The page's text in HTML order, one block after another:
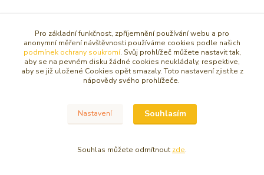
Pro základní funkčnost, zpříjemnění používání webu a pro
anonymní měření návštěvnosti používáme cookies podle našich
podmínek ochrany soukromí. Svůj prohlížeč můžete nastavit tak,
aby se na pevném disku žádné cookies neukládaly, respektive,
aby se již uložené Cookies opět smazaly. Toto nastavení zjistíte z
nápovědy svého prohlížeče.
Nastavení Souhlasím
Souhlas můžete odmítnout zde.